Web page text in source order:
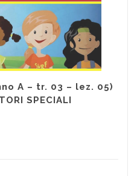
A – tr. 03 – lez. 05)
SPECIALI